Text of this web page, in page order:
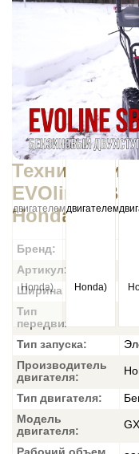
Технические
EVOline SBG
Honda)
Бренд:
Артикул:
Ширина очистки:
Тип
передвижения:
Тип запуска:
Производитель
двигателя:
Тип двигателя:
Модель
двигателя: